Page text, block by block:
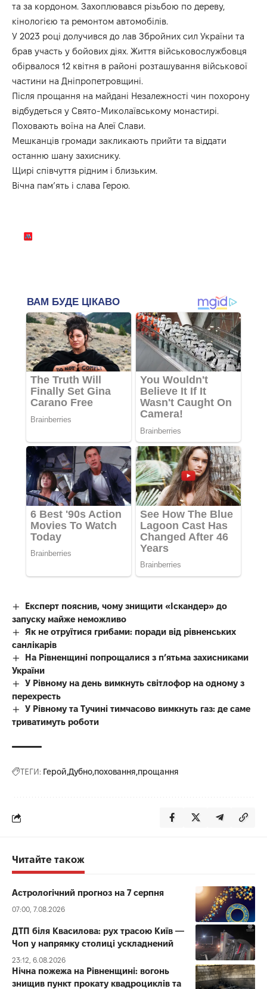
та за кордоном. Захоплювався різьбою по дереву,
кінологією та ремонтом автомобілів.
У 2023 році долучився до лав Збройних сил України та
брав участь у бойових діях. Життя військовослужбовця
обірвалося 12 квітня в районі розташування військової
частини на Дніпропетровщині.
Після прощання на майдані Незалежності чин похорону
відбудеться у Свято-Миколаївському монастирі.
Поховають воїна на Алеї Слави.
Мешканців громади закликають прийти та віддати
останню шану захиснику.
Щирі співчуття рідним і близьким.
Вічна пам’ять і слава Герою.
Експерт пояснив, чому знищити «Іскандер» до
запуску майже неможливо
Як не отруїтися грибами: поради від рівненських
санлікарів
На Рівненщині попрощалися з п’ятьма захисниками
України
У Рівному на день вимкнуть світлофор на одному з
перехресть
У Рівному та Тучині тимчасово вимкнуть газ: де саме
триватимуть роботи
ТЕГИ: Герой Дубно поховання прощання
Читайте також
Астрологічний прогноз на 7 серпня
07:00, 7.08.2026
ДТП біля Квасилова: рух трасою Київ —
Чоп у напрямку столиці ускладнений
23:12, 6.08.2026
Нічна пожежа на Рівненщині: вогонь
знищив пункт прокату квадроциклів та